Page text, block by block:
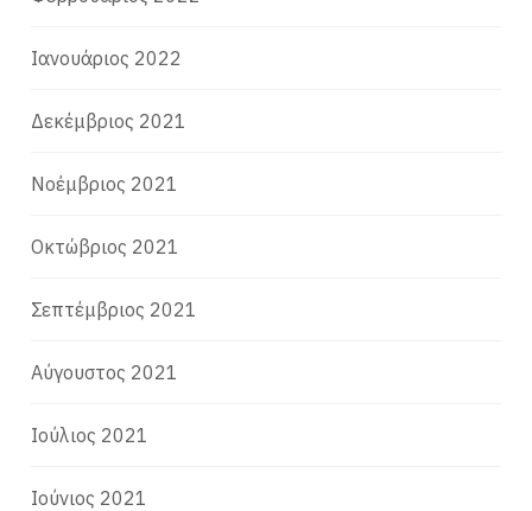
Ιανουάριος 2022
Δεκέμβριος 2021
Νοέμβριος 2021
Οκτώβριος 2021
Σεπτέμβριος 2021
Αύγουστος 2021
Ιούλιος 2021
Ιούνιος 2021